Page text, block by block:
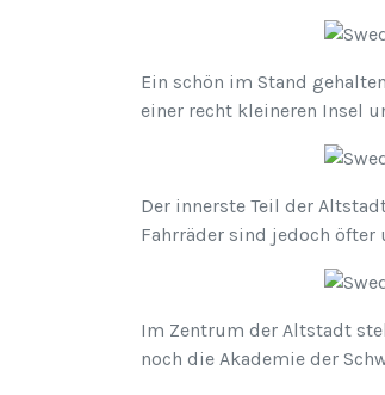
Ein schön im Stand
einer recht kleineren Insel
Der innerste Teil der
Fahrräder sind jedoch
Im Zentrum der Altstadt
noch die Akademie der